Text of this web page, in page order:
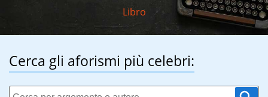
Libro
Cerca gli aforismi più celebri: